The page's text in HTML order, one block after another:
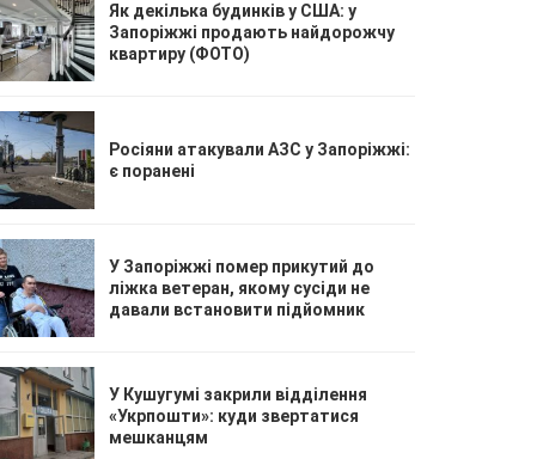
Як декілька будинків у США: у
Запоріжжі продають найдорожчу
квартиру (ФОТО)
Росіяни атакували АЗС у Запоріжжі:
є поранені
У Запоріжжі помер прикутий до
ліжка ветеран, якому сусіди не
давали встановити підйомник
У Кушугумі закрили відділення
«Укрпошти»: куди звертатися
мешканцям